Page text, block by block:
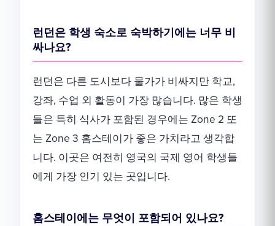
런던은 학생 숙소로 숙박하기에는 너무 비
싸나요?
런던은 다른 도시보다 물가가 비싸지만 학교,
강좌, 수업 외 활동이 가장 많습니다. 많은 학생
들은 특히 식사가 포함된 경우에는 Zone 2 또
는 Zone 3 홈스테이가 좋은 가치라고 생각합
니다. 이곳은 여전히 영국의 국제 영어 학생들
에게 가장 인기 있는 곳입니다.
홈스테이에는 무엇이 포함되어 있나요?